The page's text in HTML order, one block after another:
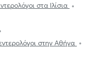
στα Ιλίσια
στην Αθήνα